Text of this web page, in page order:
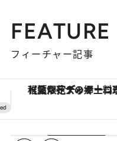
FEATURE
フィーチャー記事
ヴァシュロン・コンスタンタン「オーヴァーシーズ・オートマティッ